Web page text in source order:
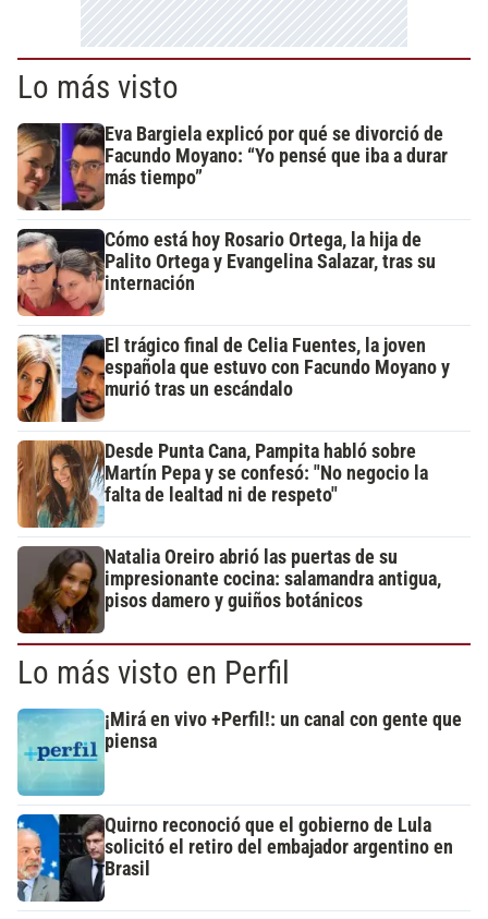
Lo más visto
Eva Bargiela explicó por qué se divorció de
Facundo Moyano: “Yo pensé que iba a durar
más tiempo”
Cómo está hoy Rosario Ortega, la hija de
Palito Ortega y Evangelina Salazar, tras su
internación
El trágico final de Celia Fuentes, la joven
española que estuvo con Facundo Moyano y
murió tras un escándalo
Desde Punta Cana, Pampita habló sobre
Martín Pepa y se confesó: "No negocio la
falta de lealtad ni de respeto"
Natalia Oreiro abrió las puertas de su
impresionante cocina: salamandra antigua,
pisos damero y guiños botánicos
Lo más visto en Perfil
¡Mirá en vivo +Perfil!: un canal con gente que
piensa
Quirno reconoció que el gobierno de Lula
solicitó el retiro del embajador argentino en
Brasil